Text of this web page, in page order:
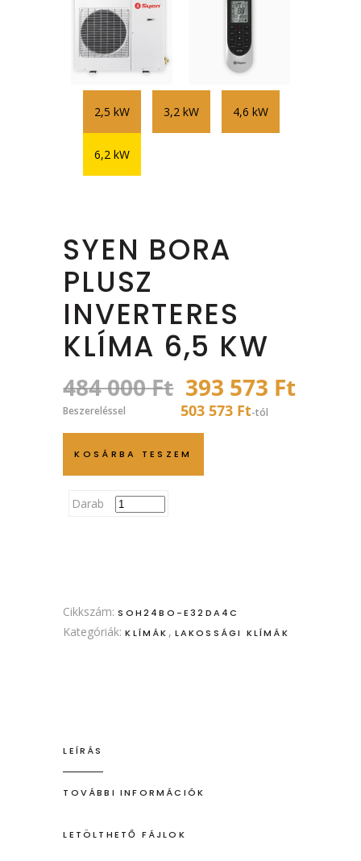
2,5 kW 3,2 kW 4,6 kW
6,2 kW
SYEN BORA
PLUSZ
INVERTERES
KLÍMA 6,5 KW
484 000Ft Original
price
was:
484
000 Ft.
393 573 Ft
Beszereléssel 503 573 Ft-tól
KOSÁRBA TESZEM
Darab
Cikkszám:SOH24BO-E32DA4C
Kategóriák:KLÍMÁK , LAKOSSÁGI KLÍMÁK
LEÍRÁS
TOVÁBBI INFORMÁCIÓK
LETÖLTHETŐ FÁJLOK